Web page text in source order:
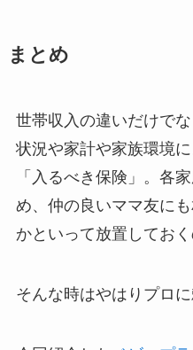
まとめ
世帯収入の違いだけで
状況や家計や家族環境
「入るべき保険」。各
め、仲の良いママ友に
かといって放置しておく
そんな時はやはりプロ